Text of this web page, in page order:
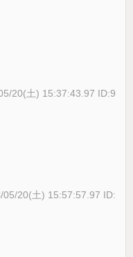
20(土) 15:37:43.97 ID:9
05/20(土) 15:57:57.97 ID: